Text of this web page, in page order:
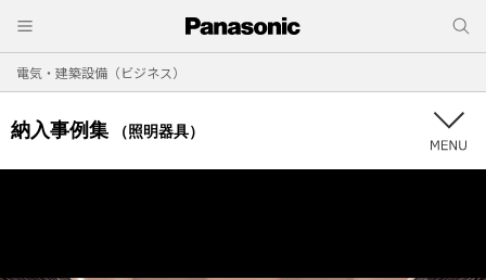
電気・建築設備（ビジネス）
納入事例集 （照明器具）